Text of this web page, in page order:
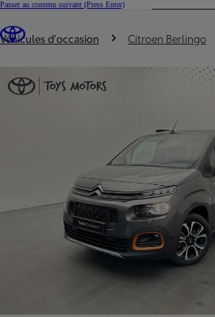
Passer au contenu suivant (Press Enter)
Trouvez un partenaire Toyota
Vous êtes ici
Véhicules d'occasion Citroen Berlingo